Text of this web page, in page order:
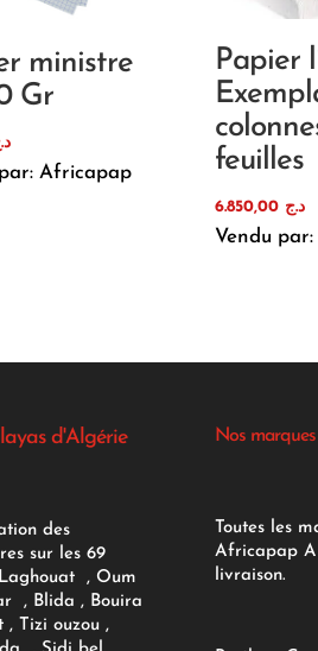
ministre
Gr
Africapap
Papier
feuilles
د.ج
Vendu
d'Algérie
des
sur les 69
, Oum
, Blida , Bouira
, Tizi ouzou ,
Nos marques
Toutes les
Africapap
livraison.